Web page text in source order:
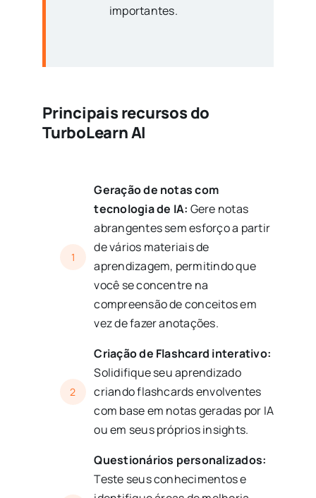
importantes.
Principais recursos do
TurboLearn AI
1
Geração de notas com
tecnologia de IA: Gere notas
abrangentes sem esforço a partir
de vários materiais de
aprendizagem, permitindo que
você se concentre na
compreensão de conceitos em
vez de fazer anotações.
2
Criação de Flashcard interativo:
Solidifique seu aprendizado
criando flashcards envolventes
com base em notas geradas por IA
ou em seus próprios insights.
Questionários personalizados:
Teste seus conhecimentos e